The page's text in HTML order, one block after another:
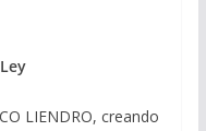
LIENDRO, creando